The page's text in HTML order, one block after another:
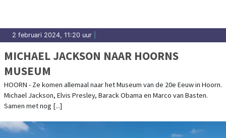
2 februari 2024, 11:20 uur
MICHAEL JACKSON NAAR HOORNS
MUSEUM
HOORN - Ze komen allemaal naar het Museum van de 20e Eeuw in Hoorn.
Michael Jackson, Elvis Presley, Barack Obama en Marco van Basten.
Samen met nog [...]